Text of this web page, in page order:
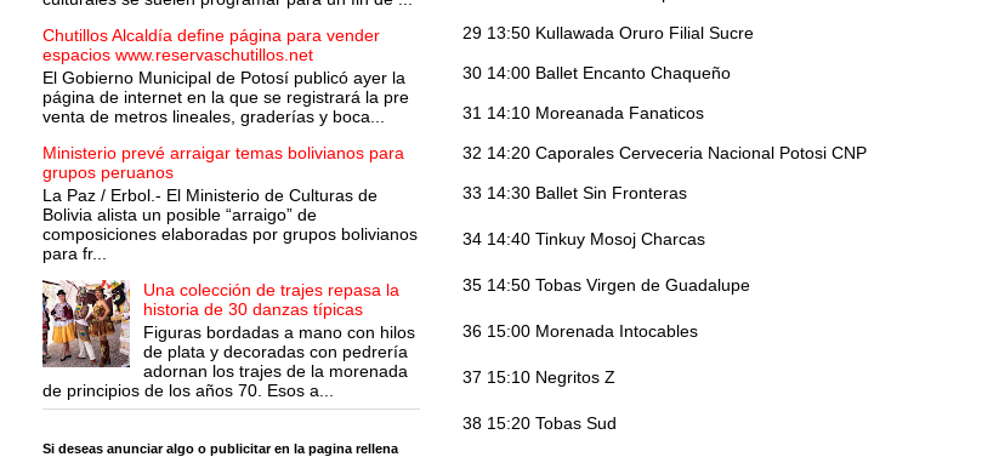
29 13:50 Kullawada Oruro Filial Sucre
30 14:00 Ballet Encanto Chaqueño
31 14:10 Moreanada Fanaticos
32 14:20 Caporales Cerveceria Nacional Potosi CNP
33 14:30 Ballet Sin Fronteras
34 14:40 Tinkuy Mosoj Charcas
35 14:50 Tobas Virgen de Guadalupe
36 15:00 Morenada Intocables
37 15:10 Negritos Z
38 15:20 Tobas Sud
Chutillos Alcaldía define página para vender
espacios www.reservaschutillos.net
El Gobierno Municipal de Potosí publicó ayer la
página de internet en la que se registrará la pre
venta de metros lineales, graderías y boca...
Ministerio prevé arraigar temas bolivianos para
grupos peruanos
La Paz / Erbol.- El Ministerio de Culturas de
Bolivia alista un posible “arraigo” de
composiciones elaboradas por grupos bolivianos
para fr...
Una colección de trajes repasa la
historia de 30 danzas típicas
Figuras bordadas a mano con hilos
de plata y decoradas con pedrería
adornan los trajes de la morenada
de principios de los años 70. Esos a...
Si deseas anunciar algo o publicitar en la pagina rellena